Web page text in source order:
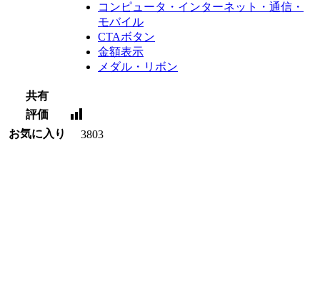
コンピュータ・インターネット・通信・
モバイル
CTAボタン
金額表示
メダル・リボン
共有
評価
お気に入り
3803